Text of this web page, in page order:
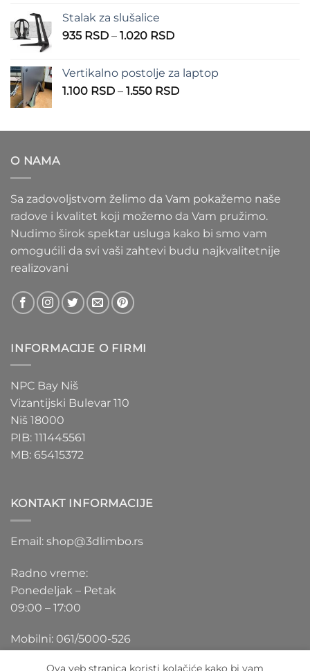
Stalak za slušalice
935 RSD – 1.020 RSDRaspon
935 RSD
do
Vertikalno postolje za laptop
1.100 RSD – 1.550 RSDRaspon
1.100 RSD
O NAMA
Sa zadovoljstvom želimo da Vam pokažemo naše
radove i kvalitet koji možemo da Vam pružimo.
Nudimo širok spektar usluga kako bi smo vam
omogućili da svi vaši zahtevi budu najkvalitetnije
realizovani
INFORMACIJE O FIRMI
NPC Bay Niš
Vizantijski Bulevar 110
Niš 18000
PIB: 111445561
MB: 65415372
KONTAKT INFORMACIJE
Email: shop@3dlimbo.rs
Radno vreme:
Ponedeljak – Petak
09:00 – 17:00
Mobilni: 061/5000-526
Ova veb stranica koristi kolačiće kako bi vam